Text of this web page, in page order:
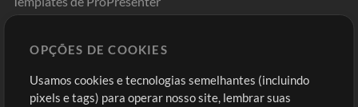
Comprar Créditos
Entre
OPÇÕES DE COOKIES
Usamos cookies e tecnologias semelhantes (incluindo
pixels e tags) para operar nosso site, lembrar suas